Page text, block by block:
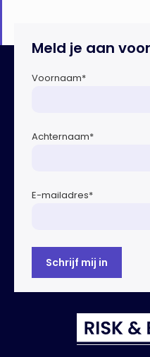
Meld je aan
Voornaam*
Achternaam*
E-mailadres*